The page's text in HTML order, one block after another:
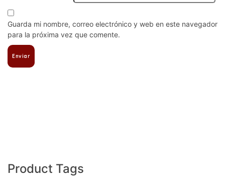
Guarda mi nombre, correo electrónico y web en este navegador
para la próxima vez que comente.
Product Tags